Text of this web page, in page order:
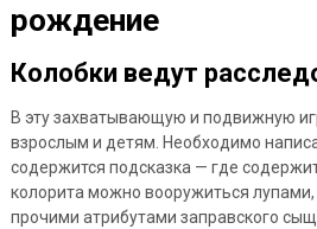
рождeниe
Колобки ведут
В эту захватывающую и подвижную
взрослым и детям. Необходимо
содержится подсказка — где
колорита можно вооружиться лупами,
прочими атрибутами заправского